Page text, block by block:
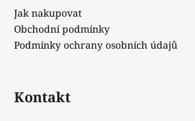
Jak nakupovat
Obchodní podmínky
Podmínky ochrany osobních údajů
Kontakt